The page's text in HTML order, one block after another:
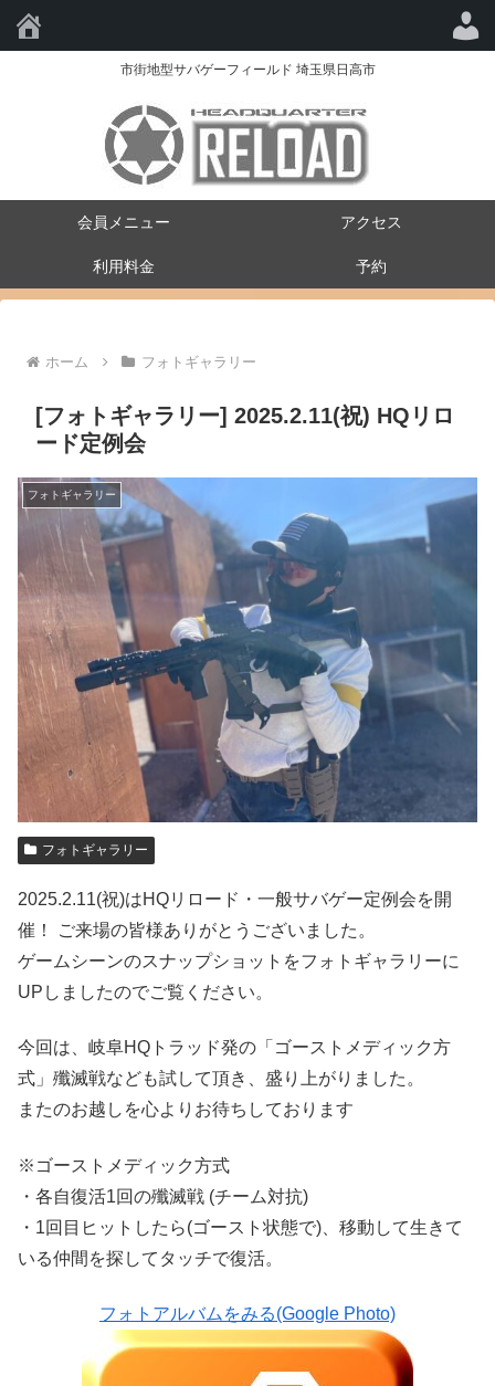
市街地型サバゲーフィールド 埼玉県日高市
会員メニュー アクセス
利用料金 予約
ホーム フォトギャラリー
[フォトギャラリー] 2025.2.11(祝) HQリロ
ード定例会
フォトギャラリー
フォトギャラリー
2025.2.11(祝)はHQリロード・一般サバゲー定例会を開
催！ ご来場の皆様ありがとうございました。
ゲームシーンのスナップショットをフォトギャラリーに
UPしましたのでご覧ください。
今回は、岐阜HQトラッド発の「ゴーストメディック方
式」殲滅戦なども試して頂き、盛り上がりました。
またのお越しを心よりお待ちしております
※ゴーストメディック方式
・各自復活1回の殲滅戦 (チーム対抗)
・1回目ヒットしたら(ゴースト状態で)、移動して生きて
いる仲間を探してタッチで復活。
フォトアルバムをみる(Google Photo)